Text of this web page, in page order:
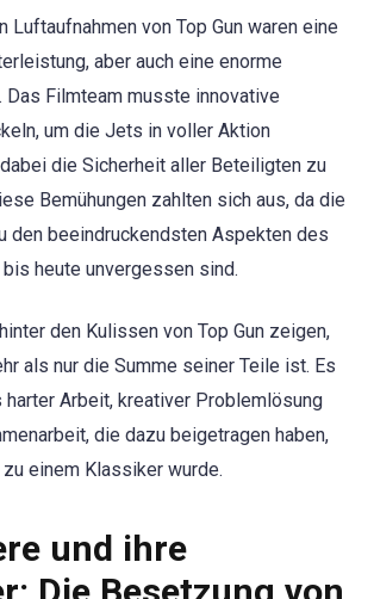
Luftaufnahmen von Top Gun waren eine
aber auch eine enorme
Das Filmteam musste innovative
um die Jets in voller Aktion
die Sicherheit aller Beteiligten zu
Bemühungen zahlten sich aus, da die
den beeindruckendsten Aspekten des
heute unvergessen sind.
den Kulissen von Top Gun zeigen,
als nur die Summe seiner Teile ist. Es
harter Arbeit, kreativer Problemlösung
die dazu beigetragen haben,
einem Klassiker wurde.
und ihre
Die Besetzung von